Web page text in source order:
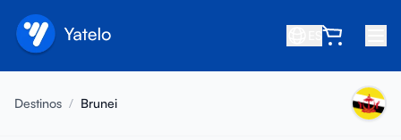
Destinos / Brunei